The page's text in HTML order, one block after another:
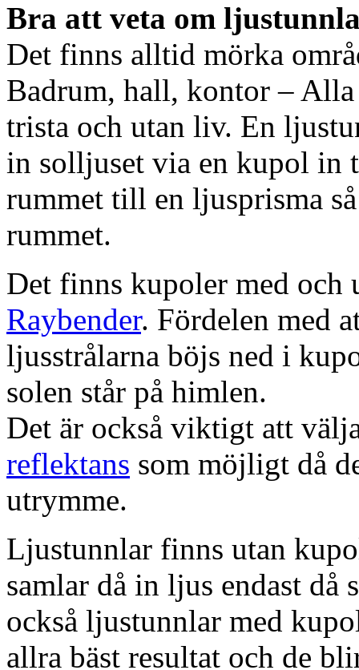
Bra att veta om
Det finns alltid mörka
Badrum, hall, kontor – Alla
trista och utan liv. En
in solljuset via en kupol in
rummet till en ljusprisma
rummet.
Det finns kupoler med och
Raybender. Fördelen med
ljusstrålarna böjs ned i
solen står på himlen.
Det är också viktigt att
reflektans som möjligt då
utrymme.
Ljustunnlar finns utan
samlar då in ljus endast då
också ljustunnlar med
allra bäst resultat och de